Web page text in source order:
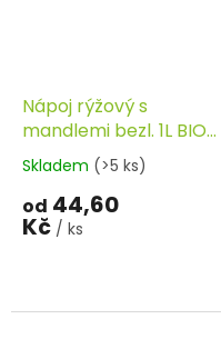
Nápoj rýžový s
mandlemi bezl. 1L BIO
ALINOR
Skladem (>5 ks)
od 44,60
Kč / ks